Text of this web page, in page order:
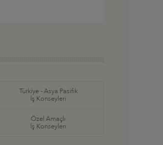
Türkiye - Asya Pasifik
İş Konseyleri
Özel Amaçlı
İş Konseyleri